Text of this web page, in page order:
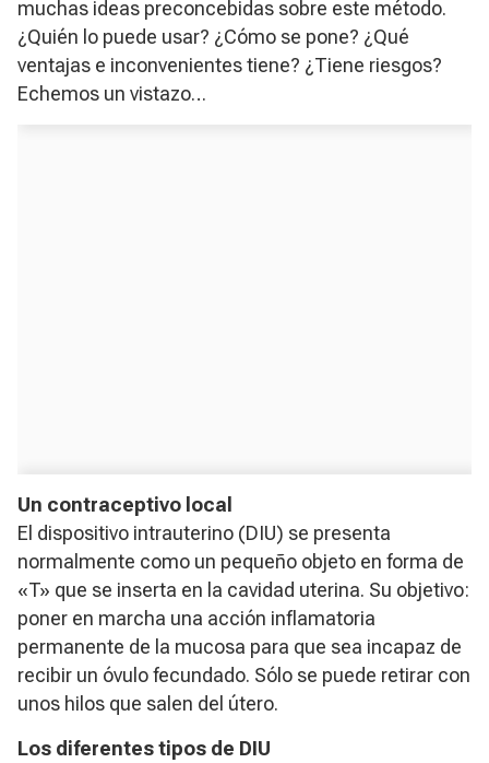
muchas ideas preconcebidas sobre este método.
¿Quién lo puede usar? ¿Cómo se pone? ¿Qué
ventajas e inconvenientes tiene? ¿Tiene riesgos?
Echemos un vistazo…
Un contraceptivo local
El dispositivo intrauterino (DIU) se presenta
normalmente como un pequeño objeto en forma de
«T» que se inserta en la cavidad uterina. Su objetivo:
poner en marcha una acción inflamatoria
permanente de la mucosa para que sea incapaz de
recibir un óvulo fecundado. Sólo se puede retirar con
unos hilos que salen del útero.
Los diferentes tipos de DIU